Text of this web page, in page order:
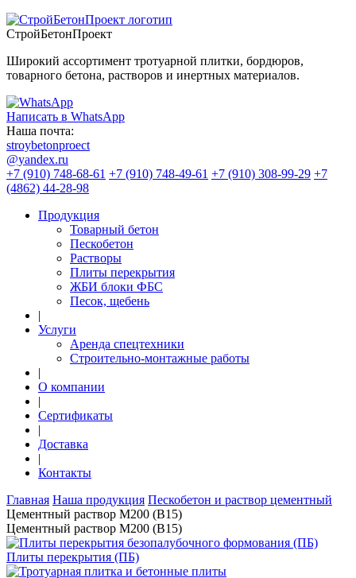
СтройБетонПроект
Широкий ассортимент тротуарной плитки, бордюров,
товарного бетона, растворов и инертных материалов.
Написать в WhatsApp
Наша почта:
stroybetonproect
@yandex.ru
+7 (910) 748-68-61 +7 (910) 748-49-61 +7 (910) 308-99-29 +7
(4862) 44-28-98
Продукция
Товарный бетон
Пескобетон
Растворы
Плиты перекрытия
ЖБИ блоки ФБС
Песок, щебень
|
Услуги
Аренда спецтехники
Строительно-монтажные работы
|
О компании
|
Сертификаты
|
Доставка
|
Контакты
Главная Наша продукция Пескобетон и раствор цементный
Цементный раствор М200 (В15)
Цементный раствор М200 (В15)
Плиты перекрытия (ПБ)